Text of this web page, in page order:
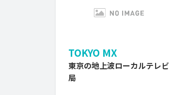
TOKYO MX
東京の地上波ローカルテレビ
局